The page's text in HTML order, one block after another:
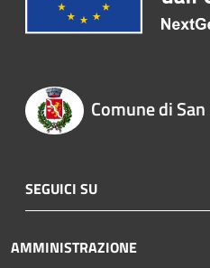
Comune di
SEGUICI SU
AMMINISTRAZIONE